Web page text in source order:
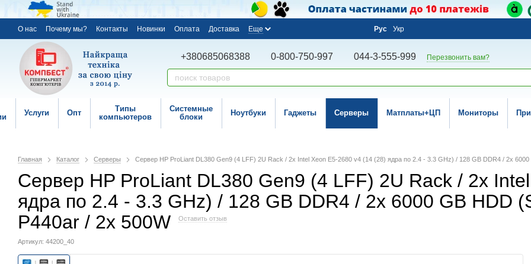
О нас Почему мы? Контакты Новинки Оплата Доставка Еще Рус Укр
+380685068388 0-800-750-997 044-3-555-999 Перезвонить вам?
Услуги Опт
Типы
компьютеров
Системные
блоки
Ноутбуки Гаджеты Серверы Матплаты+ЦП Мониторы
Главная Каталог Серверы Сервер HP ProLiant DL380 Gen9 (4 LFF) 2U Rack / 2x Intel Xeon E5-2680 v4 (14 (28) ядра по 2.4 - 3.3 GHz) / 128 GB DDR4 / 2x
Сервер HP ProLiant DL380 Gen9 (4 LFF) 2U Rack / 2x
ядра по 2.4 - 3.3 GHz) / 128 GB DDR4 / 2x 6000 GB HDD
P440ar / 2x 500W
Оставить отзыв
Артикул: 44200_40